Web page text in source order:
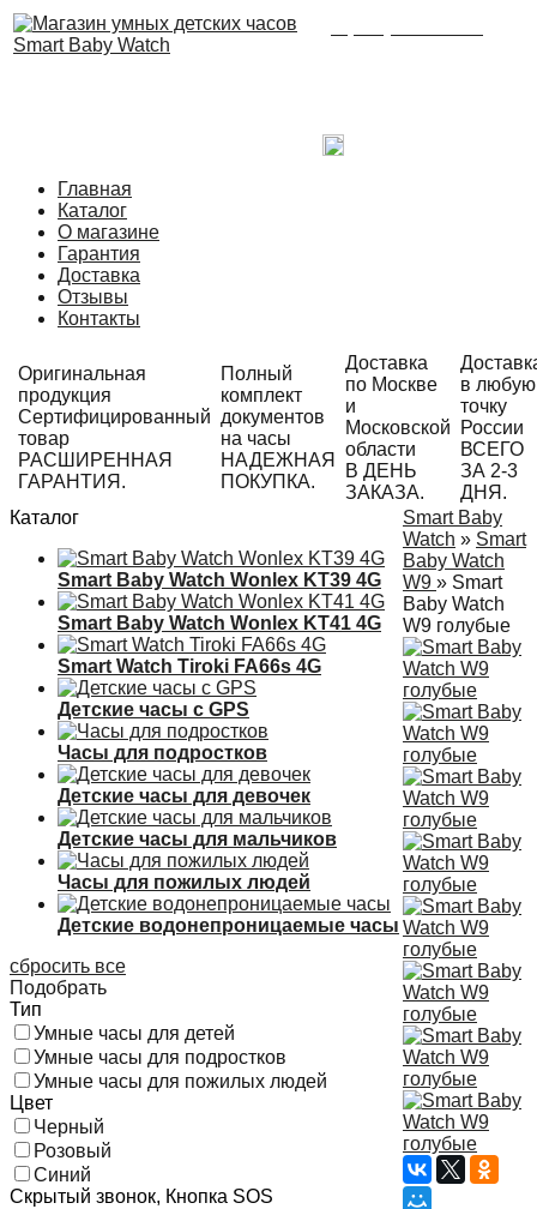
Главная
Каталог
О магазине
Гарантия
Доставка
Отзывы
Контакты
Оригинальная
продукция
Сертифицированный
товар
РАСШИРЕННАЯ
ГАРАНТИЯ.
Полный
комплект
документов
на часы
НАДЕЖНАЯ
ПОКУПКА.
Доставка
по Москве
и
Московской
области
В ДЕНЬ
ЗАКАЗА.
в любую
точку
России
ВСЕГО
ЗА 2-3
ДНЯ.
Каталог
Smart Baby Watch Wonlex KT39 4G
Smart Baby Watch Wonlex KT41 4G
Smart Watch Tiroki FA66s 4G
Детские часы с GPS
Часы для подростков
Детские часы для девочек
Детские часы для мальчиков
Часы для пожилых людей
Детские водонепроницаемые часы
сбросить все
Подобрать
Тип
Умные часы для детей
Умные часы для подростков
Умные часы для пожилых людей
Цвет
Черный
Розовый
Синий
Скрытый звонок, Кнопка SOS
Smart Baby
Watch » Smart
Baby Watch
W9 » Smart
Baby Watch
W9 голубые